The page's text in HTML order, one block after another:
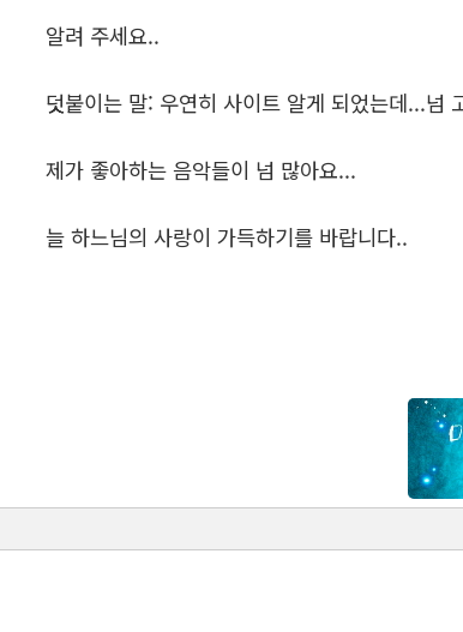
알려 주세요..
덧붙이는 말: 우연히 사이트 알게 되었는데...넘
제가 좋아하는 음악들이 넘 많아요...
늘 하느님의 사랑이 가득하기를 바랍니다..